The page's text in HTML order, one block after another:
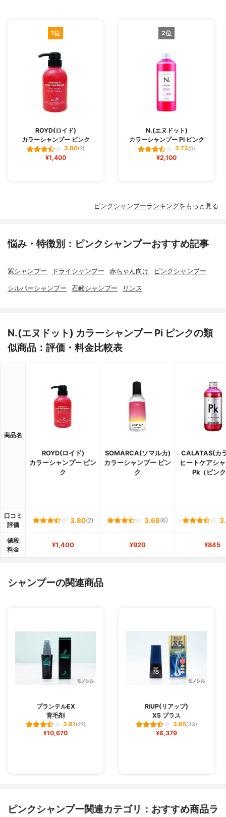
1位
ROYD(ロイド)
カラーシャンプー ピンク
3.80(2)
¥1,400
2位
N.(エヌドット)
カラーシャンプー Pi ピンク
3.73(6)
¥2,100
ピンクシャンプーランキングをもっと見る
悩み・特徴別：ピンクシャンプーおすすめ記事
紫シャンプー ドライシャンプー 赤ちゃん向け ピンクシャンプー
シルバーシャンプー 石鹸シャンプー リンス
N.(エヌドット) カラーシャンプー Pi ピンクの類
似商品：評価・料金比較表
商品名
ROYD(ロイド)
カラーシャンプー ピン
ク
SOMARCA(ソマルカ)
カラーシャンプー ピン
ク
CALATAS(カ
ヒートケアシ
Pk（ピン
口コミ
評価
3.80(2) 3.68(6)
値段
料金
¥1,400 ¥920 ¥845
シャンプーの関連商品
プランテルEX
育毛剤
3.91(22)
¥10,670
RiUP(リアップ)
X5 プラス
3.85(33)
¥6,379
ピンクシャンプー関連カテゴリ：おすすめ商品ラ